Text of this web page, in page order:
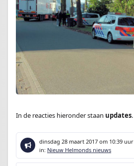
In de reacties hieronder staan updates.
dinsdag 28 maart 2017 om 10:39 uur
in: Nieuw Helmonds nieuws